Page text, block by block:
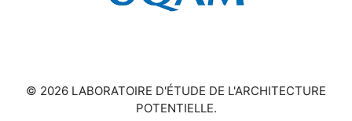
© 2026 LABORATOIRE D'ÉTUDE DE L'ARCHITECTURE
POTENTIELLE.